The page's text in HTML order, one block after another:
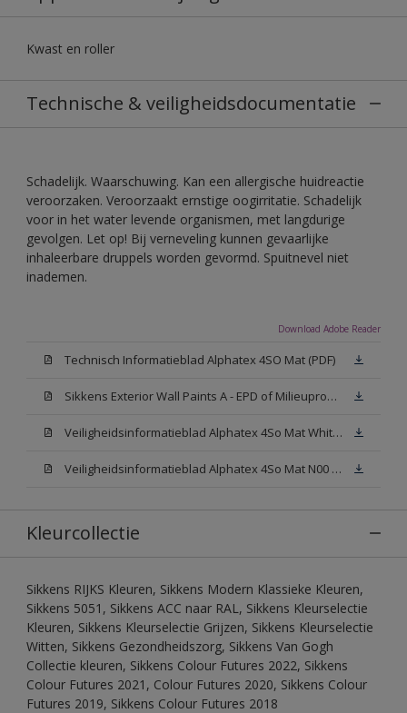
Kwast en roller
Technische & veiligheidsdocumentatie
Schadelijk. Waarschuwing. Kan een allergische huidreactie
veroorzaken. Veroorzaakt ernstige oogirritatie. Schadelijk
voor in het water levende organismen, met langdurige
gevolgen. Let op! Bij verneveling kunnen gevaarlijke
inhaleerbare druppels worden gevormd. Spuitnevel niet
inademen.
Download Adobe Reader
Technisch Informatieblad Alphatex 4SO Mat (PDF)
Sikkens Exterior Wall Paints A - EPD of Milieuproductverklaring
Veiligheidsinformatieblad Alphatex 4So Mat White W05 (MSDS)
Veiligheidsinformatieblad Alphatex 4So Mat N00 (MSDS)
Kleurcollectie
Sikkens RIJKS Kleuren, Sikkens Modern Klassieke Kleuren,
Sikkens 5051, Sikkens ACC naar RAL, Sikkens Kleurselectie
Kleuren, Sikkens Kleurselectie Grijzen, Sikkens Kleurselectie
Witten, Sikkens Gezondheidszorg, Sikkens Van Gogh
Collectie kleuren, Sikkens Colour Futures 2022, Sikkens
Colour Futures 2021, Colour Futures 2020, Sikkens Colour
Futures 2019, Sikkens Colour Futures 2018